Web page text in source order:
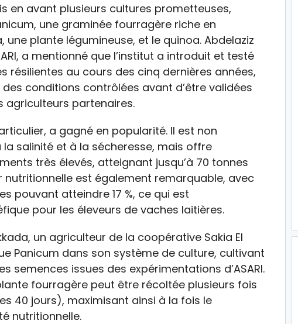
en avant plusieurs cultures prometteuses,
une graminée fourragère riche en
une plante légumineuse, et le quinoa. Abdelaziz
a mentionné que l’institut a introduit et testé
résilientes au cours des cinq dernières années,
conditions contrôlées avant d’être validées
agriculteurs partenaires.
a gagné en popularité. Il est non
salinité et à la sécheresse, mais offre
très élevés, atteignant jusqu’à 70 tonnes
nutritionnelle est également remarquable, avec
pouvant atteindre 17 %, ce qui est
pour les éleveurs de vaches laitières.
un agriculteur de la coopérative Sakia El
Panicum dans son système de culture, cultivant
semences issues des expérimentations d’ASARI.
fourragère peut être récoltée plusieurs fois
40 jours), maximisant ainsi à la fois le
nutritionnelle.